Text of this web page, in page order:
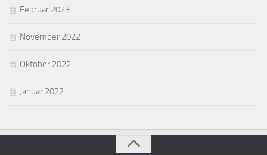
Februar 2023
November 2022
Oktober 2022
Januar 2022